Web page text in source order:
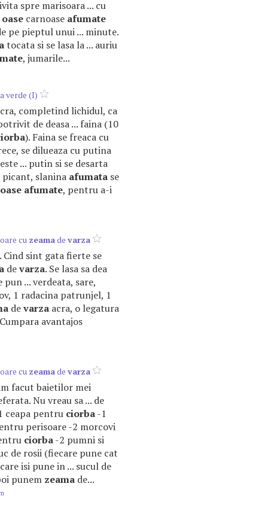
spre marisoara ... cu
oase carnoase afumate
pe pieptul unui ... minute.
tocata si se lasa la ... auriu
, jumarile...
verde (I)
completind lichidul, ca
de deasa ... faina (10
). Faina se freaca cu
se dilueaza cu putina
... putin si se desarta
slanina afumata se
oase afumate, pentru a-i
cu zeamade varza
Cind sint gata fierte se
devarza. Se lasa sa dea
... verdeata, sare,
1 radacina patrunjel, 1
devarza acra, o legatura
avantajos
cu zeamade varza
facut baietilor mei
Nu vreau sa ... de
ceapa pentru ciorba-1
perisoare -2 morcovi
ciorba-2 pumni si
de rosii (fiecare pune cat
isi pune in ... sucul de
punem zeama de...